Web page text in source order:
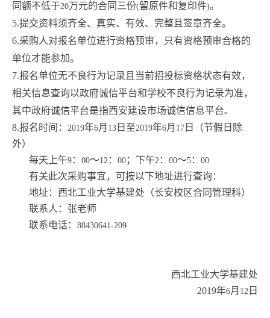
同额不低于20万元的合同三份(留原件和复印件)。
5.提交资料须齐全、真实、有效、完整且签章齐全。
6.采购人对报名单位进行资格预审，只有资格预审合格的
单位才能参加。
7.报名单位无不良行为记录且当前招投标资格状态有效，
相关信息查询以政府诚信平台和学校不良行为记录为准，
其中政府诚信平台是指西安建设市场诚信信息平台。
8.报名时间： 2019年6月 13 日至2019年6月 17 日（节假日除
外）
每天上午9 ： 00～12 ： 00 ；下午2 ： 00～5 ： 00
有关此次采购事宜，可按以下地址进行查询：
地址：西北工业大学基建处（长安校区合同管理科）
联系人：张老师
联系电话： 88430641-209
西北工业大学基建处
2019年6月 12 日